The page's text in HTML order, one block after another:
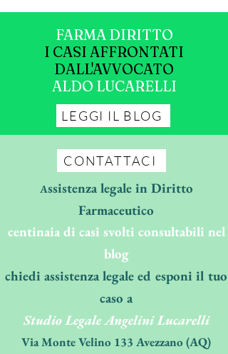
FARMA DIRITTO
I CASI AFFRONTATI
DALL'AVVOCATO
ALDO LUCARELLI
LEGGI IL BLOG
CONTATTACI
Assistenza legale in Diritto
Farmaceutico
centinaia di casi svolti consultabili nel
blog
chiedi assistenza legale ed esponi il tuo
caso a
Studio Legale Angelini Lucarelli
Via Monte Velino 133 Avezzano (AQ)